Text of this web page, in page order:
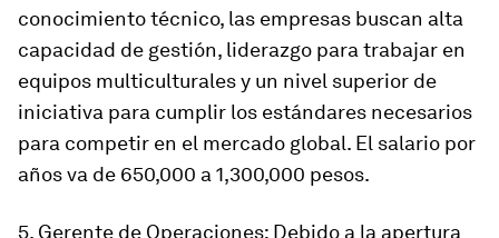
conocimiento técnico, las empresas buscan alta
capacidad de gestión, liderazgo para trabajar en
equipos multiculturales y un nivel superior de
iniciativa para cumplir los estándares necesarios
para competir en el mercado global. El salario por
años va de 650,000 a 1,300,000 pesos.
5. Gerente de Operaciones: Debido a la apertura